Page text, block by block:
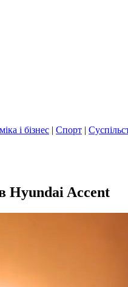
і бізнес | Спорт |
Hyundai Accent